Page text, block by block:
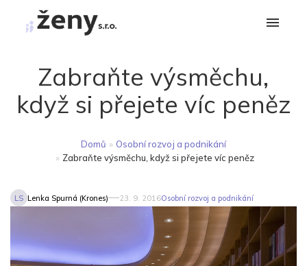
Zabraňte výsměchu,
když si přejete víc peněz
Domů » Osobní rozvoj a podnikání
» Zabraňte výsměchu, když si přejete víc peněz
LS Lenka Spurná (Krones) 23. 9. 2016Osobní rozvoj a podnikání